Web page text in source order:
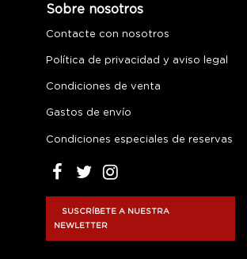
Sobre nosotros
Contacte con nosotros
Política de privacidad y aviso legal
Condiciones de venta
Gastos de envío
Condiciones especiales de reservas
SUSCRÍBETE A NUESTRA
NEWLETTER